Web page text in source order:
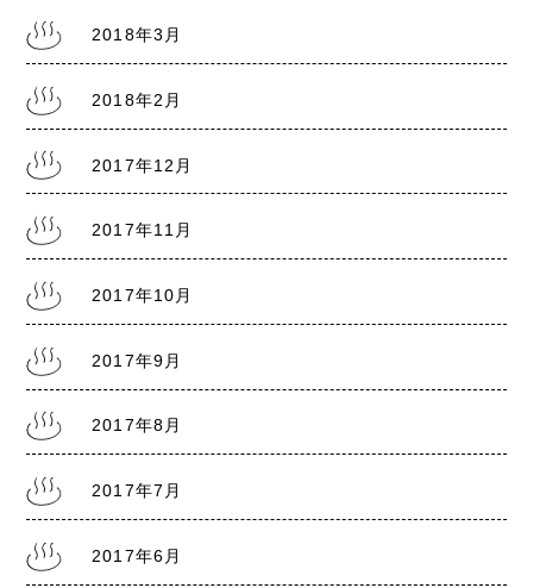
2018年3月
2018年2月
2017年12月
2017年11月
2017年10月
2017年9月
2017年8月
2017年7月
2017年6月